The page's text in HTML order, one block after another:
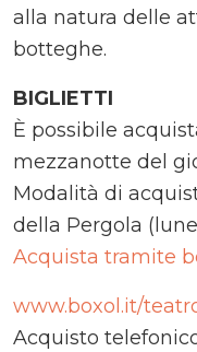
alla natura delle
botteghe.
BIGLIETTI
È possibile
mezzanotte del
Modalità di
della Pergola
Acquista tramite
www.boxol.it/
Acquisto